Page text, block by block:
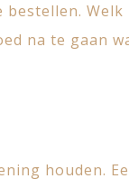
na te gaan
houden.